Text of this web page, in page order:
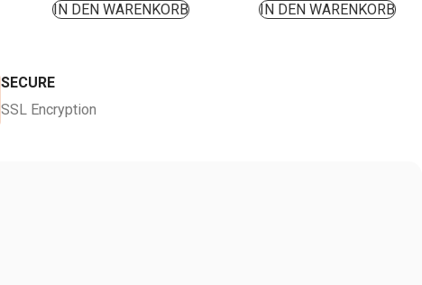
IN DEN WARENKORB IN DEN WARENKORB
SECURE
SSL Encryption